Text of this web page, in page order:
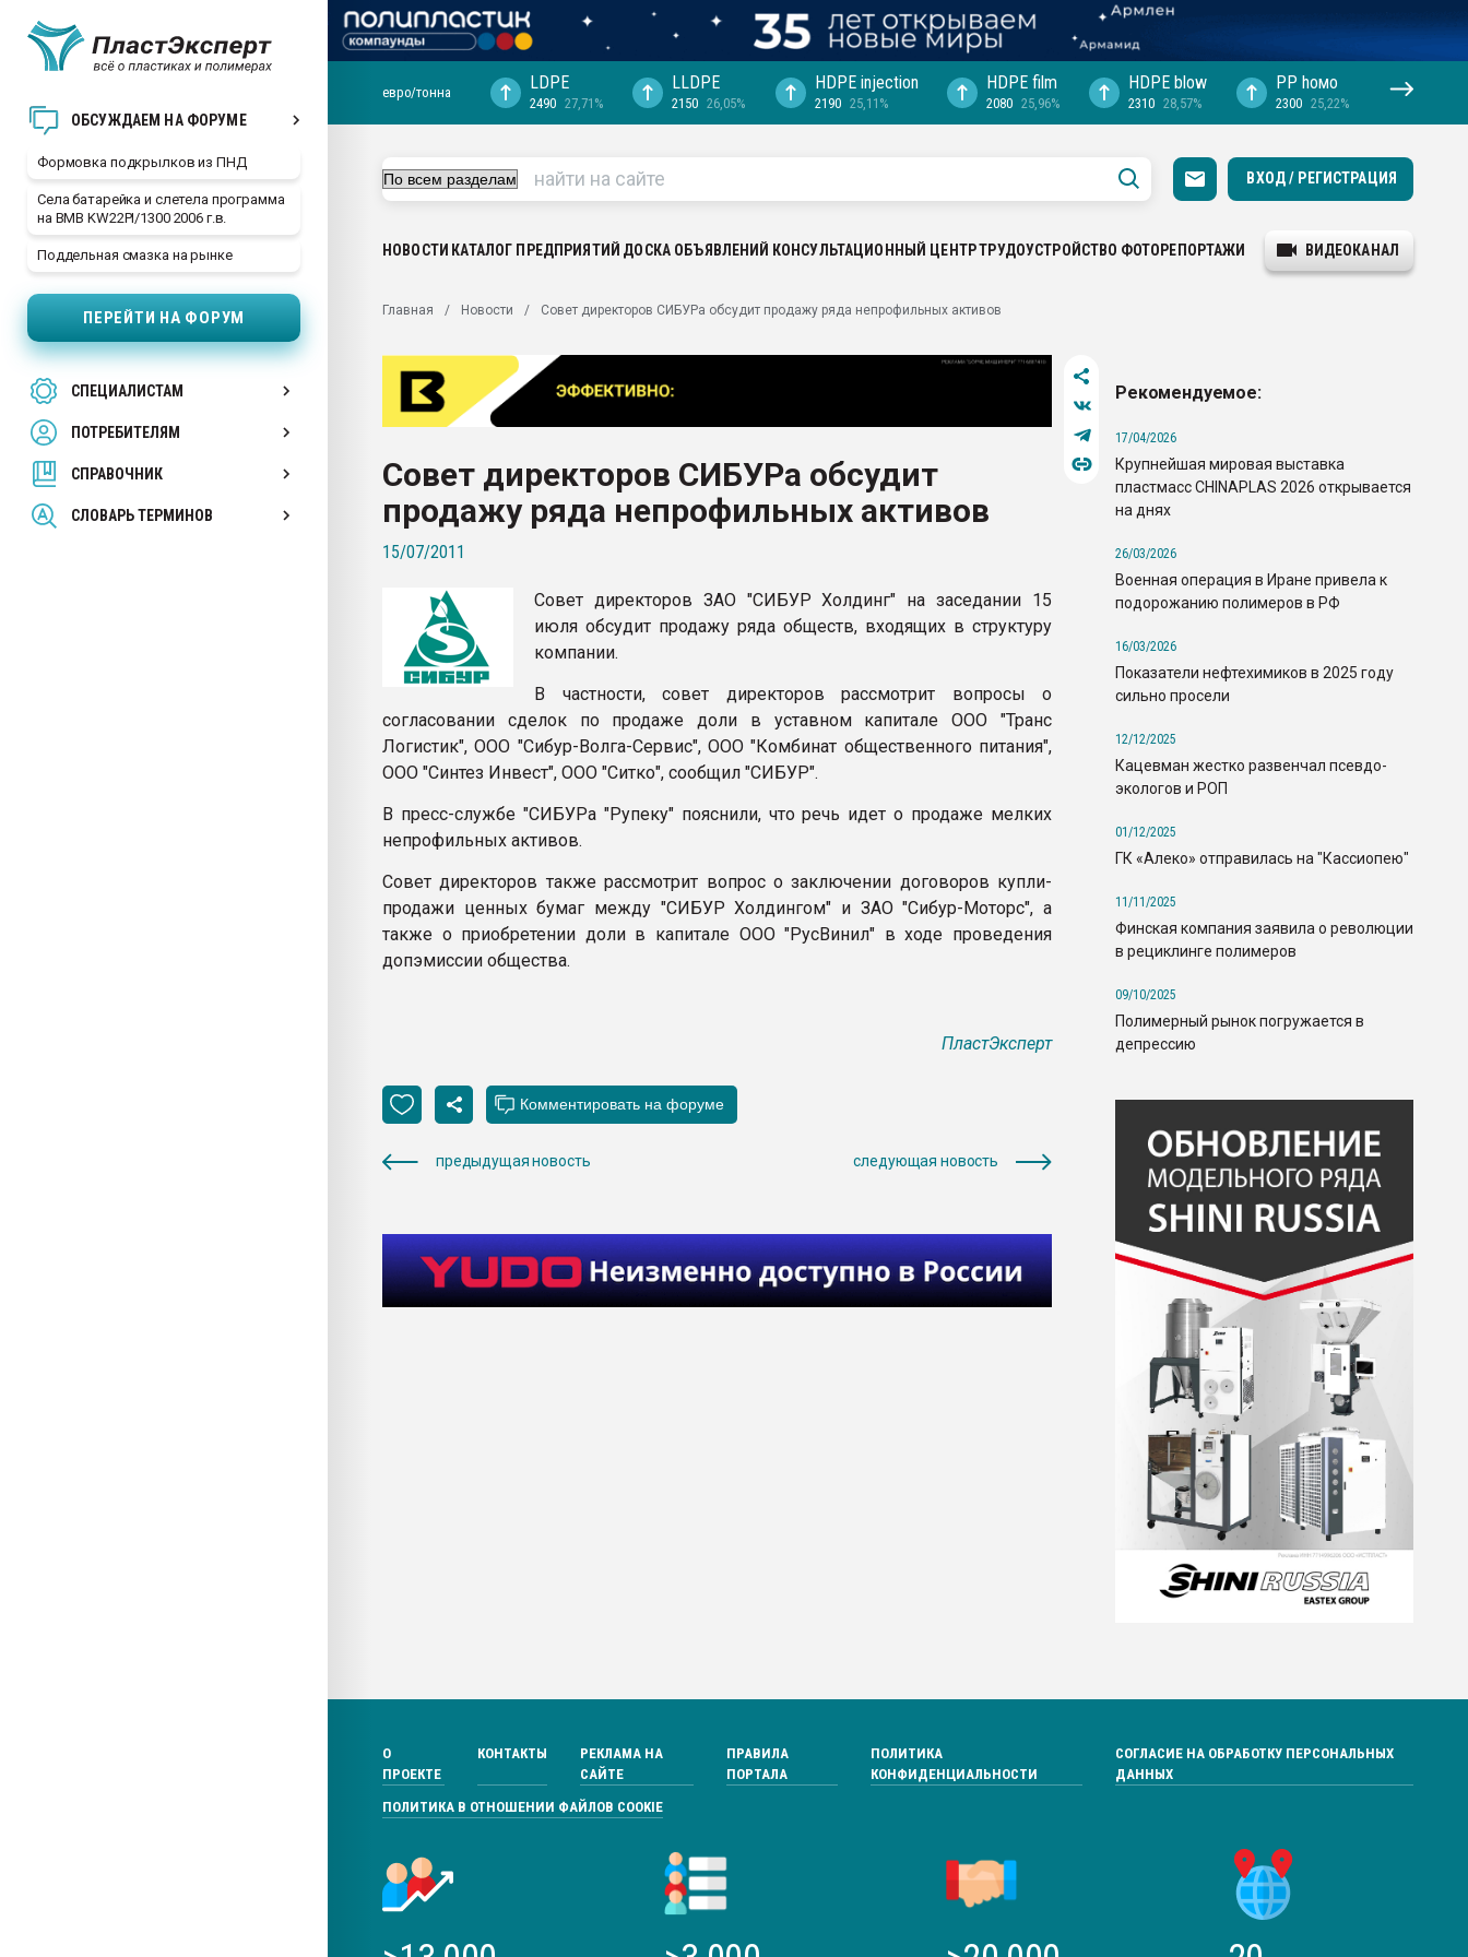
ОБСУЖДАЕМ НА ФОРУМЕ
Формовка подкрылков из ПНД
Села батарейка и слетела программа
на BMB KW22PI/1300 2006 г.в.
Поддельная смазка на рынке
ПЕРЕЙТИ НА ФОРУМ
СПЕЦИАЛИСТАМ
ПОТРЕБИТЕЛЯМ
СПРАВОЧНИК
СЛОВАРЬ ТЕРМИНОВ
29.07.2026 ФРП помог "Ижевскому
Вакуум-формовочные машины:
28.07.2026 Автоматизация выходит на
первый план в переработке
пластмасс
ситуацией на строительном рынке
Всё, что касается выдува ПЭТ
бутылок
ПЕРЕЙТИ НА ФОРУМ
евро/тонна LDPE
2490 27,71%
LLDPE
2150 26,05%
HDPE injection
2190 25,11%
HDPE film
2080 25,96%
HDPE blow
2310 28,57%
PP hомо
2300 25,22%
ВХОД / РЕГИСТРАЦИЯ
НОВОСТИ КАТАЛОГ ПРЕДПРИЯТИЙ ДОСКА ОБЪЯВЛЕНИЙ КОНСУЛЬТАЦИОННЫЙ ЦЕНТРТРУДОУСТРОЙСТВО ФОТОРЕПОРТАЖИ ВИДЕОКАНАЛ
Главная Новости Совет директоров СИБУРа обсудит продажу ряда непрофильных активов
Совет директоров СИБУРа обсудит
продажу ряда непрофильных активов
15/07/2011
Совет директоров ЗАО "СИБУР Холдинг" на заседании 15
июля обсудит продажу ряда обществ, входящих в структуру
компании.
В частности, совет директоров рассмотрит вопросы о
согласовании сделок по продаже доли в уставном капитале ООО "Транс
Логистик", ООО "Сибур-Волга-Сервис", ООО "Комбинат общественного питания",
ООО "Синтез Инвест", ООО "Ситко", сообщил "СИБУР".
В пресс-службе "СИБУРа "Рупеку" пояснили, что речь идет о продаже мелких
непрофильных активов.
Совет директоров также рассмотрит вопрос о заключении договоров купли-
продажи ценных бумаг между "СИБУР Холдингом" и ЗАО "Сибур-Моторс", а
также о приобретении доли в капитале ООО "РусВинил" в ходе проведения
допэмиссии общества.
ПластЭксперт
предыдущая новость следующая новость
Рекомендуемое:
17/04/2026
Крупнейшая мировая выставка
пластмасс CHINAPLAS 2026 открывается
на днях
26/03/2026
Военная операция в Иране привела к
подорожанию полимеров в РФ
16/03/2026
Показатели нефтехимиков в 2025 году
сильно просели
12/12/2025
Кацевман жестко развенчал псевдо-
экологов и РОП
01/12/2025
ГК «Алеко» отправилась на "Кассиопею"
11/11/2025
Финская компания заявила о революции
в рециклинге полимеров
09/10/2025
Полимерный рынок погружается в
депрессию
О
ПРОЕКТЕ
КОНТАКТЫ
РЕКЛАМА НА
САЙТЕ
ПРАВИЛА
ПОРТАЛА
ПОЛИТИКА
КОНФИДЕНЦИАЛЬНОСТИ
СОГЛАСИЕ НА ОБРАБОТКУ ПЕРСОНАЛЬНЫХ
ДАННЫХ
ПОЛИТИКА В ОТНОШЕНИИ ФАЙЛОВ COOKIE